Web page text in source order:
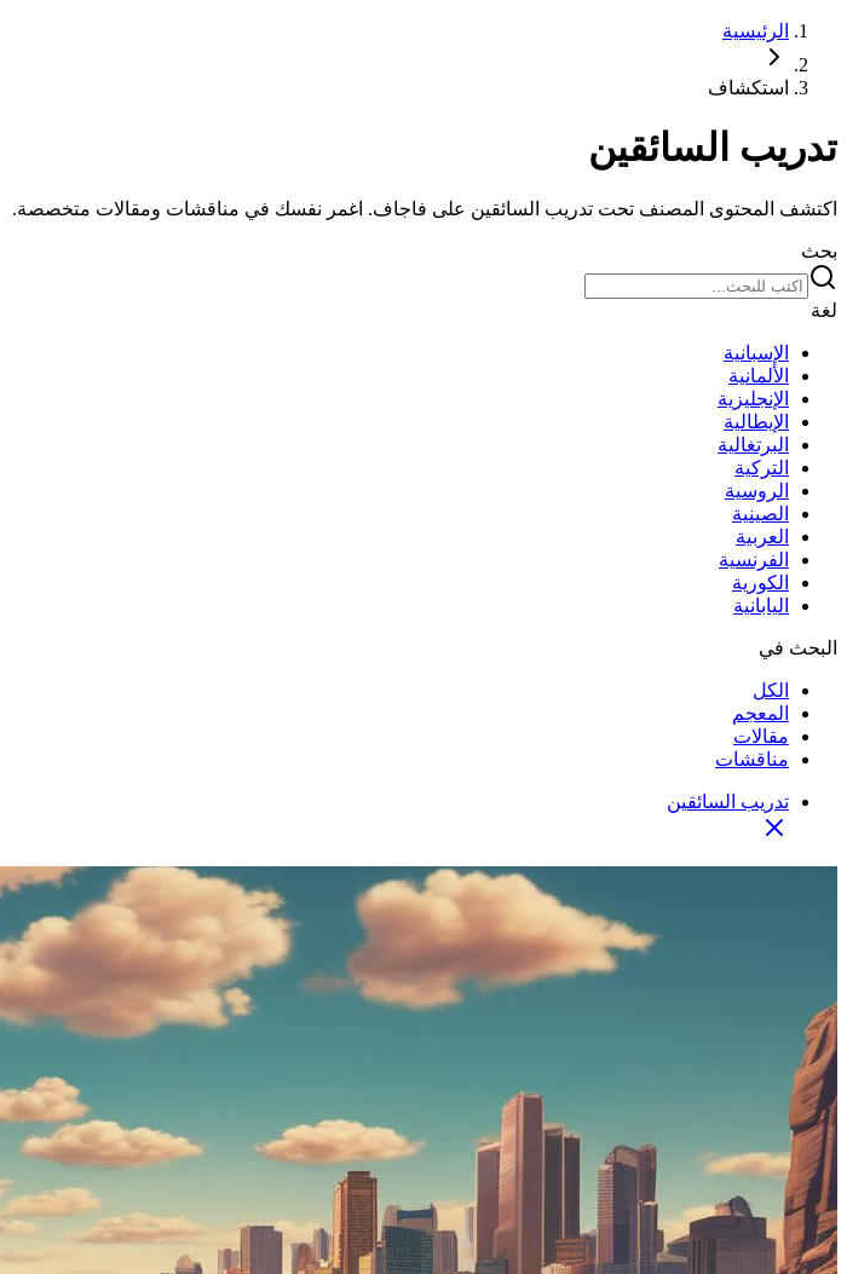
الرئيسية
استكشاف
تدريب السائقين
اكتشف المحتوى المصنف تحت تدريب السائقين على فاجاف. اغمر نفسك في مناقشات ومقالات متخصصة.
بحث
لغة
الإسبانية
الألمانية
الإنجليزية
الإيطالية
البرتغالية
التركية
الروسية
الصينية
العربية
الفرنسية
الكورية
اليابانية
البحث في
الكل
المعجم
مقالات
مناقشات
تدريب السائقين